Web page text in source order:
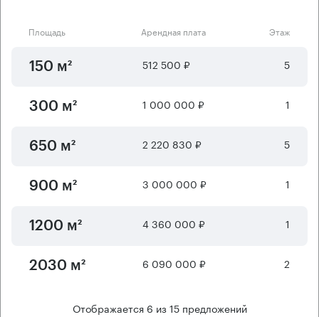
Площадь Арендная плата Этаж
150 м² 512 500 ₽ 5
300 м² 1 000 000 ₽ 1
650 м² 2 220 830 ₽ 5
900 м² 3 000 000 ₽ 1
1200 м² 4 360 000 ₽ 1
2030 м² 6 090 000 ₽ 2
Отображается 6 из15предложений